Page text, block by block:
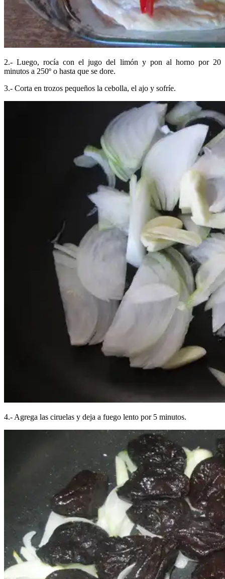
2.- Luego, rocía con el jugo del limón y pon al horno por 20
minutos a 250º o hasta que se dore.
3.- Corta en trozos pequeños la cebolla, el ajo y sofríe.
4.- Agrega las ciruelas y deja a fuego lento por 5 minutos.